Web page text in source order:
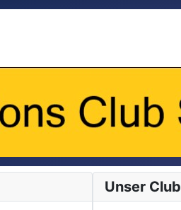
Unser Club